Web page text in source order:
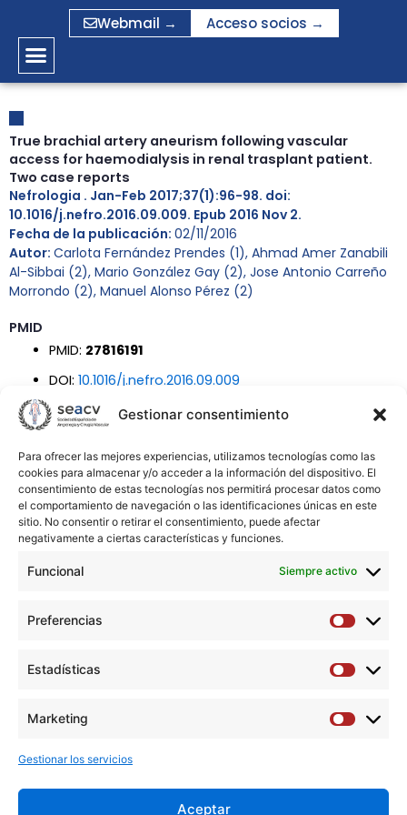
Gestionar consentimiento
Para ofrecer las mejores experiencias, utilizamos tecnologías como las
cookies para almacenar y/o acceder a la información del dispositivo. El
consentimiento de estas tecnologías nos permitirá procesar datos como
el comportamiento de navegación o las identificaciones únicas en este
sitio. No consentir o retirar el consentimiento, puede afectar
negativamente a ciertas características y funciones.
Funcional Siempre activo
Preferencias
Estadísticas
Marketing
Gestionar los servicios
Aceptar
contenido
Webmail → Acceso socios →
True brachial artery aneurism following vascular
access for haemodialysis in renal trasplant patient.
Two case reports
Nefrologia . Jan-Feb 2017;37(1):96-98. doi:
10.1016/j.nefro.2016.09.009. Epub 2016 Nov 2.
Fecha de la publicación: 02/11/2016
Autor: Carlota Fernández Prendes (1), Ahmad Amer Zanabili
Al-Sibbai (2), Mario González Gay (2), Jose Antonio Carreño
Morrondo (2), Manuel Alonso Pérez (2)
PMID
PMID: 27816191
DOI: 10.1016/j.nefro.2016.09.009
Servicio de Angiología y Cirugía Vascular, Hospital
Universitario Central de Asturias, Oviedo, Asturias, España.
Electronic address: carlota.f.prendes@gmail.com.
Servicio de Angiología y Cirugía Vascular, Hospital
Universitario Central de Asturias, Oviedo, Asturias, España.
Abstract